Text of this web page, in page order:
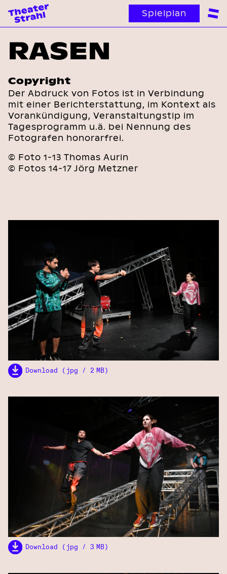
Spielplan
RASEN
Copyright
Der Abdruck von Fotos ist in Verbindung
mit einer Berichterstattung, im Kontext als
Vorankündigung, Veranstaltungstip im
Tagesprogramm u.ä. bei Nennung des
Fotografen honorarfrei.
© Foto 1-13 Thomas Aurin
© Fotos 14-17 Jörg Metzner
Download (jpg / 2 MB)
Download (jpg / 3 MB)